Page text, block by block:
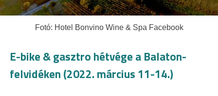
Fotó: Hotel Bonvino Wine & Spa Facebook
E-bike & gasztro hétvége a Balaton-
felvidéken (2022. március 11-14.)